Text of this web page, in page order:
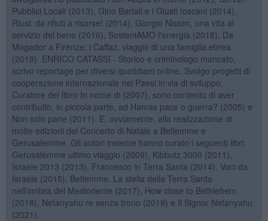
Pubblici Locali (2013), Gino Bartali e i Giusti toscani (2014),
Riusi: da rifiuti a risorse! (2014), Giorgio Nissim, una vita al
servizio del bene (2016), SosteniAMO l'energia (2018), Da
Mogador a Firenze: i Caffaz, viaggio di una famiglia ebrea
(2019). ENRICO CATASSI - Storico e criminologo mancato,
scrivo reportage per diversi quotidiani online. Svolgo progetti di
cooperazione internazionale nei Paesi in via di sviluppo.
Curatore del libro In nome di (2007), sono contento di aver
contribuito, in piccola parte, ad Hamas pace o guerra? (2005) e
Non solo pane (2011). E, ovviamente, alla realizzazione di
molte edizioni del Concerto di Natale a Betlemme e
Gerusalemme. Gli autori insieme hanno curato i seguenti libri:
Gerusalemme ultimo viaggio (2009), Kibbutz 3000 (2011),
Israele 2013 (2013), Francesco in Terra Santa (2014). Voci da
Israele (2015), Betlemme. La stella della Terra Santa
nell'ombra del Medioriente (2017), How close to Bethlehem
(2018), Netanyahu re senza trono (2019) e Il Signor Netanyahu
(2021).